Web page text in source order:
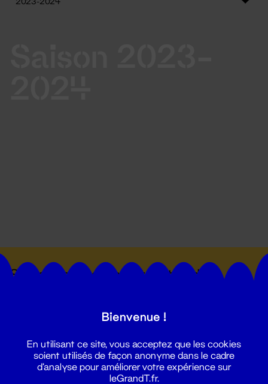
Suivez toutes les actualités du
Bienvenue !
En utilisant ce site, vous acceptez que les cookies
soient utilisés de façon anonyme dans le cadre
d'analyse pour améliorer votre expérience sur
leGrandT.fr.